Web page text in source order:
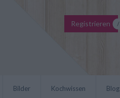
Registrieren
Bilder Kochwissen Blog